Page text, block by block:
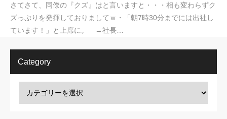
さてさて、同僚の『クズ』はと言いますと・・・相も変わらずク
ズっぷりを発揮しておりましてｗ・「朝7時30分までには出社し
ています！」と上席に。 →社長…
Category